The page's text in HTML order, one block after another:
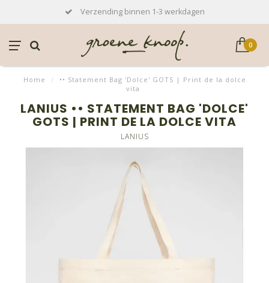
Verzending binnen 1-3 werkdagen
0
Home /
•• Statement Bag 'Dolce' GOTS | Print de la dolce
vita
LANIUS •• STATEMENT BAG 'DOLCE'
GOTS | PRINT DE LA DOLCE VITA
LANIUS